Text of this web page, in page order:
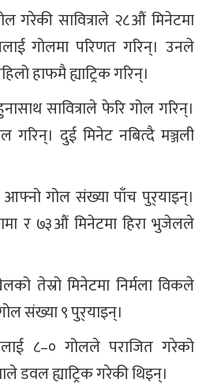
गरेकी सावित्राले २८औं मिनेटमा
गोलमा परिणत गरिन्। उनले
हाफमै ह्याट्रिक गरिन्।
सावित्राले फेरि गोल गरिन्।
दुई मिनेट नबित्दै मञ्जली
आफ्नो गोल संख्या पाँच पुर्‌याइन्।
र ७३‍औं मिनेटमा हिरा भुजेलले
तेस्रो मिनेटमा निर्मला विकले
संख्या ९ पुर्‌याइन्।
८–० गोलले पराजित गरेको
डवल ह्याट्रिक गरेकी थिइन्।